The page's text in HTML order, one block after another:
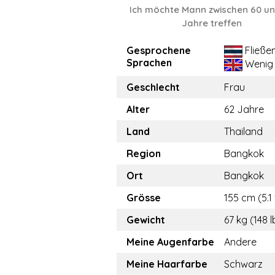
Ich möchte Mann zwischen 60
Jahre treffen
Gesprochene
Sprachen
Wenig
Geschlecht
Frau
Alter
62 Jahre
Land
Thailand
Region
Bangkok
Ort
Bangkok
Grösse
155 cm
Gewicht
67 kg (148
Meine Augenfarbe
Andere
Meine Haarfarbe
Schwarz